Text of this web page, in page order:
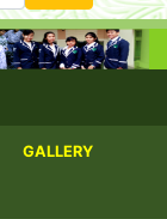
GALLERY